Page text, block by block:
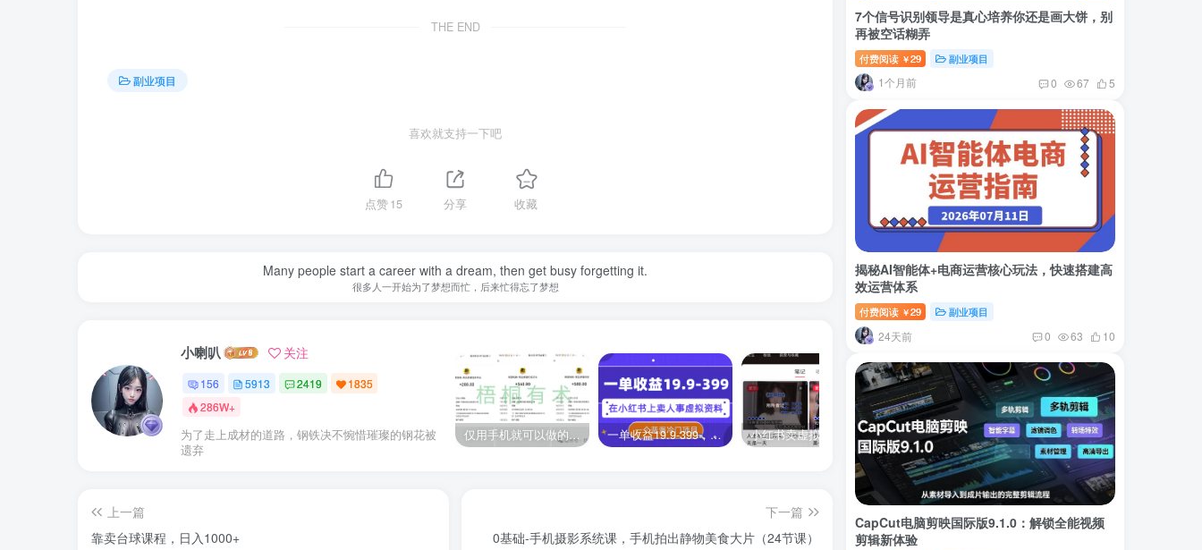
THE END
副业项目
喜欢就支持一下吧
点赞15 分享 收藏
Many people start a career with a dream, then get busy forgetting it.
很多人一开始为了梦想而忙，后来忙得忘了梦想
小喇叭 关注
156 5913 2419
1835
286W+
为了走上成材的道路，钢铁决不惋惜璀璨的钢花被
遗弃
仅用手机就可以做的小项目，当天就能见钱，每天100-300 一单收益19.9-399，一个蓝海冷门项目，在小红书上卖人事虚拟资料 小红书卖虚拟产品：音乐优盘，1个月稳挣1-3万 美女套图1TB，花了188买来的
上一篇
靠卖台球课程，日入1000+
下一篇
0基础-手机摄影系统课，手机拍出静物美食大片（24节课）
7个信号识别领导是真心培养你还是画大饼，别
再被空话糊弄
付费阅读 ￥29 副业项目
1个月前 0 67 5
揭秘AI智能体+电商运营核心玩法，快速搭建高
效运营体系
付费阅读 ￥29 副业项目
24天前 0 63 10
CapCut电脑剪映国际版9.1.0：解锁全能视频
剪辑新体验